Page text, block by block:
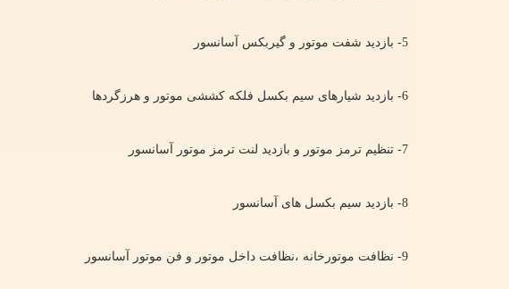
5- بازدید شفت موتور و گيربكس آسانسور
6- بازدید شيارهای سيم بكسل فلکه کششی موتور و هرزگردها
7- تنظیم ترمز موتور و بازدید لنت ترمز موتور آسانسور
8- بازدید سيم بكسل های آسانسور
9- نظافت موتورخانه ،نظافت داخل موتور و فن موتور آسانسور